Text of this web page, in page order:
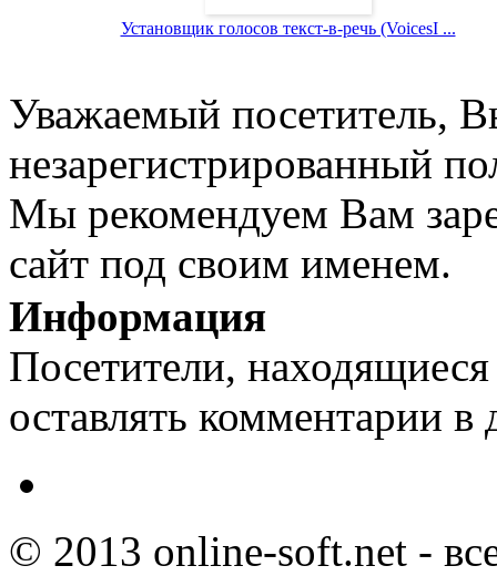
Установщик голосов текст-в-речь (VoicesI ...
Уважаемый посетитель,
незарегистрированный
Мы рекомендуем Вам
сайт под своим именем.
Информация
Посетители,
оставлять комментарии в
© 2013 online-soft.net -